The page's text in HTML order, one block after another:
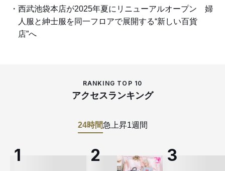
西武池袋本店が2025年夏にリニューアルオープン 婦
人服と紳士服を同一フロアで展開する“新しい百貨
店”へ
RANKING TOP 10
アクセスランキング
24時間急上昇1週間